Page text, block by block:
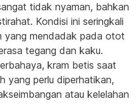
tidak nyaman, bahkan
Kondisi ini seringkali
yang mendadak pada otot
tegang dan kaku.
kram betis saat
yang perlu diperhatikan,
atau kelelahan